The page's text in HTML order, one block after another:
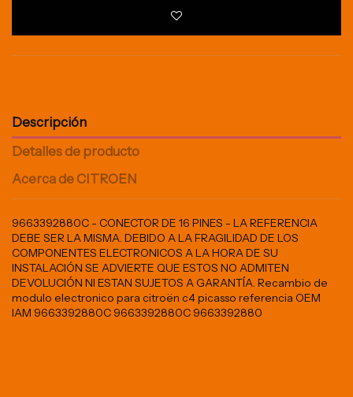
Descripción
Detalles de producto
Acerca de CITROEN
9663392880C - CONECTOR DE 16 PINES - LA REFERENCIA
DEBE SER LA MISMA. DEBIDO A LA FRAGILIDAD DE LOS
COMPONENTES ELECTRONICOS A LA HORA DE SU
INSTALACIÓN SE ADVIERTE QUE ESTOS NO ADMITEN
DEVOLUCIÓN NI ESTAN SUJETOS A GARANTÍA. Recambio de
modulo electronico para citroën c4 picasso referencia OEM
IAM 9663392880C 9663392880C 9663392880